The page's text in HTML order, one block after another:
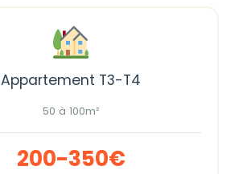
Appartement T3-T4
50 à 100m²
200-350€